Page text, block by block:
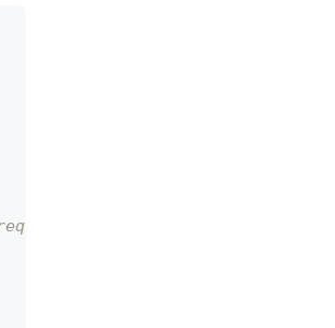
in type 'Member'.